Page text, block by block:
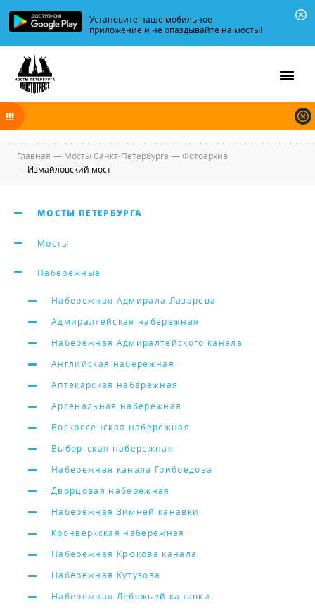
Установите наше мобильное
приложение и не опаздывайте на мосты!
разводятся по графику.
Главная — Мосты Санкт-Петербурга —Фотоархив
— Измайловский мост
МОСТЫ ПЕТЕРБУРГА
Мосты
Набережные
Набережная Адмирала Лазарева
Адмиралтейская набережная
Набережная Адмиралтейского канала
Английская набережная
Аптекарская набережная
Арсенальная набережная
Воскресенская набережная
Выборгская набережная
Набережная канала Грибоедова
Дворцовая набережная
Набережная Зимней канавки
Кронверкская набережная
Набережная Крюкова канала
Набережная Кутузова
Набережная Лебяжьей канавки